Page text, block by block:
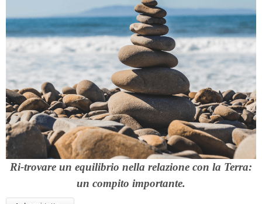
Ri-trovare un equilibrio nella relazione con la Terra:
un compito importante.